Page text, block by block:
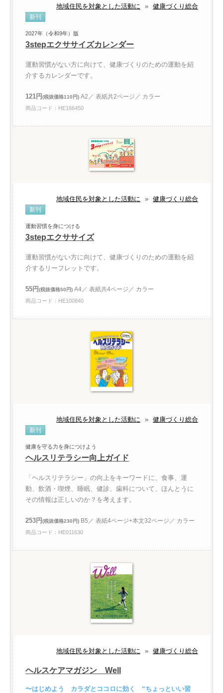
地域住民を対象とした活動に » 健康づくり総合
新刊
2027年（令和9年）版
3stepエクササイズカレンダー
運動習慣がない方に向けて、健康づくりのための運動を紹
介するカレンダーです。
121円(税抜価格110円) A2／ 表紙共2ページ／ カラー
商品コード：HE166450
地域住民を対象とした活動に » 健康づくり総合
新刊
運動習慣を身につける
3stepエクササイズ
運動習慣がない方に向けて、健康づくりのための運動を紹
介するリーフレットです。
55円(税抜価格50円) A4／ 表紙共4ページ／ カラー
商品コード：HE100840
地域住民を対象とした活動に » 健康づくり総合
新刊
健康を守る力を身につけよう
ヘルスリテラシー向上ガイド
「ヘルスリテラシー」の向上をキーワードに、食事、運
動、飲酒・喫煙、睡眠、健診、歯科について、ほんとうに
その情報は正しいのか？を考えます。
253円(税抜価格230円) B5／ 表紙4ページ+本文32ページ／ カラー
商品コード：HE011630
地域住民を対象とした活動に » 健康づくり総合
ヘルスケアマガジン Well
〜はじめよう カラダとココロに効く “ちょっといい習